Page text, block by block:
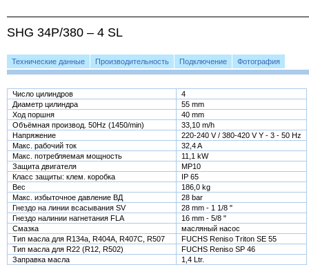
SHG 34P/380 – 4 SL
Технические данные Производительность Подключение Фотография
Число цилиндров
4
Диаметр цилиндра
55 mm
Ход поршня
40 mm
Объёмная производ. 50Hz (1450/min)
33,10 m/h
Напряжение
220-240 V / 380-420 V Y - 3 - 50 Hz
Макс. рабочий ток
32,4 A
Макс. потребляемая мощность
11,1 kW
Защита двигателя
MP10
Класс защиты: клем. коробка
IP 65
Вес
186,0 kg
Макс. избыточное давление ВД
28 bar
Гнездо на линии всасывания SV
28 mm - 1 1/8 "
Гнездо налинии нагнетания FLA
16 mm - 5/8 "
Смазка
масляный насос
Тип масла для R134a, R404A, R407C, R507
FUCHS Reniso Triton SE 55
Тип масла для R22 (R12, R502)
FUCHS Reniso SP 46
Заправка масла
1,4 Ltr.